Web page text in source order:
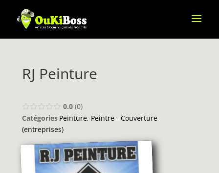
RJ Peinture
0.0 0
Catégories Peinture, Peintre- Couverture
(entreprises)